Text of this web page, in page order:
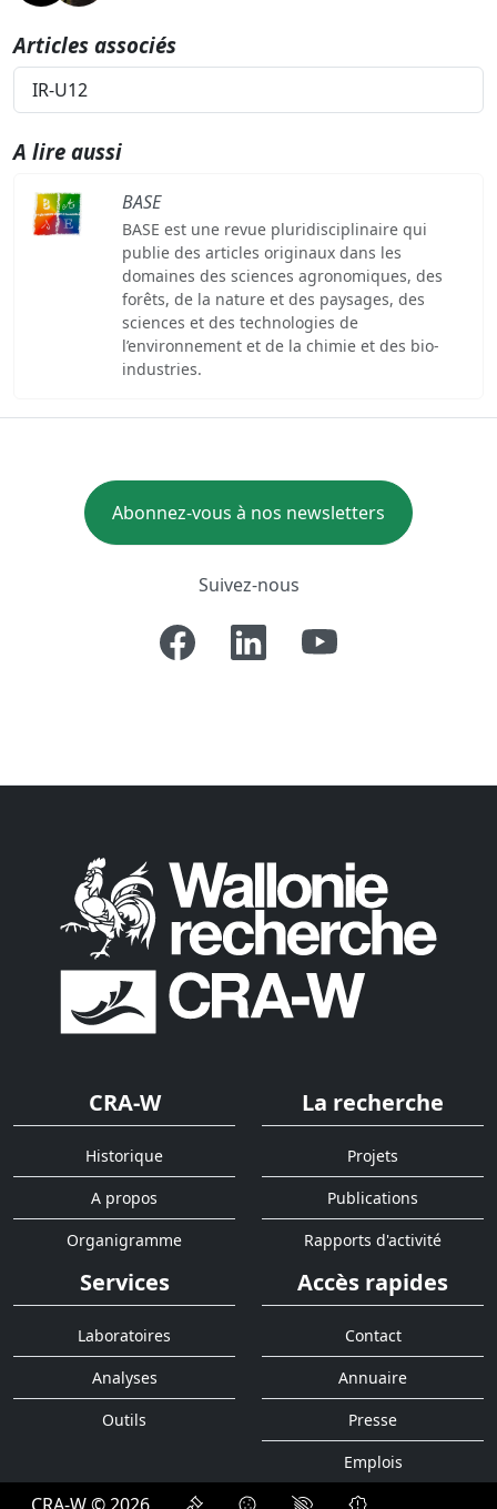
Articles associés
IR-U12
A lire aussi
BASE
BASE est une revue pluridisciplinaire qui
publie des articles originaux dans les
domaines des sciences agronomiques, des
forêts, de la nature et des paysages, des
sciences et des technologies de
l’environnement et de la chimie et des bio-
industries.
Abonnez-vous à nos newsletters
Suivez-nous
CRA-W
Historique
A propos
Organigramme
La recherche
Projets
Publications
Rapports d'activité
Services
Laboratoires
Analyses
Outils
Accès rapides
Contact
Annuaire
Presse
Emplois